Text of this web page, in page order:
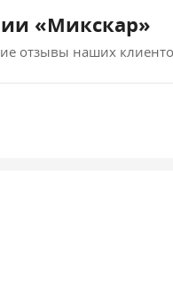
«Микскар»
отзывы наших